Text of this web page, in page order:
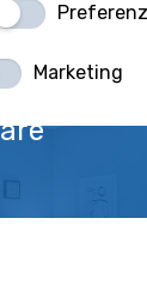
Marketing